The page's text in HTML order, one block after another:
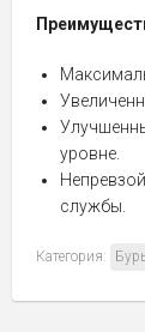
уровне.
службы.
Категория: